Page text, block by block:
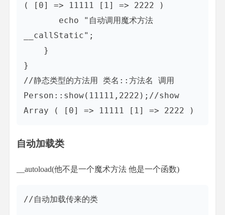
( [0] => 11111 [1] => 2222 )
__callStatic";
}
//静态类型的方法用 类名::方法名 调用
Person::show(11111,2222);//show
自动加载类
__autoload(他不是一个魔术方法 他是一个函数)
//自动加载传来的类